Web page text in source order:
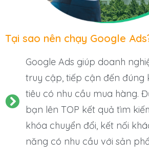
Tại sao nên chạy Google
Google Ads giúp doanh
truy cập, tiếp cận đến đúng
tiêu có nhu cầu mua hàng.
bạn lên TOP kết quả tìm
khóa chuyển đổi, kết nối
năng có nhu cầu với sản